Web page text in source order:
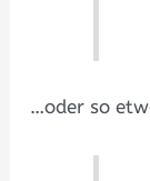
…oder so